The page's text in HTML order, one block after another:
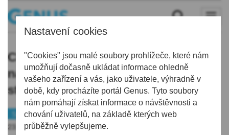
Nastavení cookies
"Cookies" jsou malé soubory prohlížeče, které nám
umožňují dočasně ukládat informace ohledně
vašeho zařízení a vás, jako uživatele, výhradně v
době, kdy procházíte portál Genus. Tyto soubory
nám pomáhají získat informace o návštěvnosti a
chování uživatelů, na základě kterých web
průběžně vylepšujeme.
Cheerleaders z Liberce získaly zlato
na mistrovství světa ve Spojených
státech amerických
Sport
23.04.2022 | 17:39